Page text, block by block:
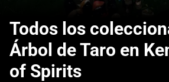
Todos los
Árbol de Taro en
of Spirits